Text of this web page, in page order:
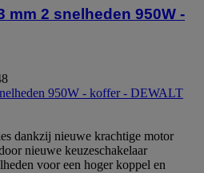
mm 2 snelheden 950W -
950W - koffer - DEWALT
dankzij nieuwe krachtige motor
nieuwe keuzeschakelaar
voor een hoger koppel en